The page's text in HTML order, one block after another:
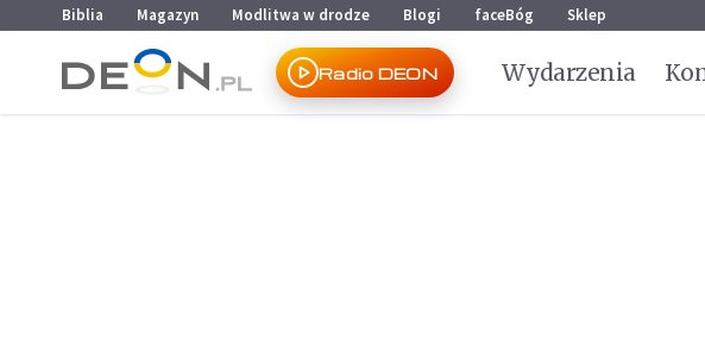
Przejdź do menu głównego
Przejdź do treści
Biblia Magazyn Modlitwa w drodze Blogi faceBóg Sklep
Radio DEON Wydarzenia